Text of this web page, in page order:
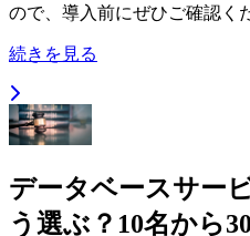
ので、導入前にぜひご確認く
続きを見る
データベースサー
う選ぶ？10名から